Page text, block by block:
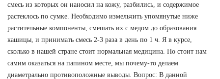
смесь из которых он наносил на кожу, разбились, и содержимое
растеклось по сумке. Необходимо измельчить упомянутые ниже
растительные компоненты, смешать их с медом до образования
кашицы, и принимать смесь 2-3 раза в день по 1 ч. Я в курсе,
сколько в нашей стране стоит нормальная медицина. Но стоит нам
самим оказаться на папином месте, мы почему-то делаем
диаметрально противоположные выводы. Вопрос: В данной